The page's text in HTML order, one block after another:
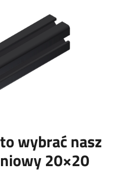
wybrać nasz
20×20